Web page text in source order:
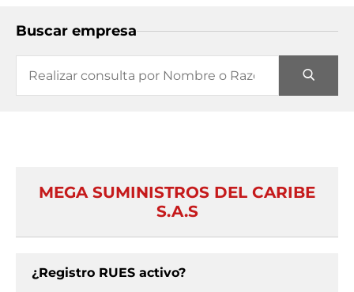
Buscar empresa
MEGA SUMINISTROS DEL CARIBE
S.A.S
¿Registro RUES activo?